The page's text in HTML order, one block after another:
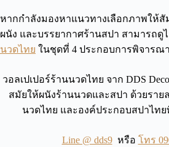
หากกำลังมองหาแนวทางเลือกภาพให้
ผนัง และบรรยากาศร้านสปา สามารถดูไ
นวดไทย ในชุดที่ 4 ประกอบการพิจารณา
วอลเปเปอร์ร้านนวดไทย จาก DDS
สมัยให้ผนังร้านนวดและสปา ด้วยราย
นวดไทย และองค์ประกอบสปาไท
Line @ dds9หรือ โทร